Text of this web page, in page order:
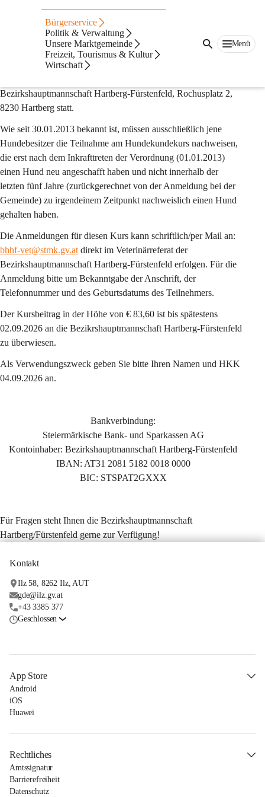
Bürgerservice
Politik & Verwaltung
Unsere Marktgemeinde
Freizeit, Tourismus & Kultur
Wirtschaft
Menü
Hundekundekurs
Hundekundekurs am 04.09.2026 von 13.00 -
17.20 Uhr
Der nächste Hundekundekurse findet am
Bezirkshauptmannschaft Hartberg-Fürstenfeld, Rochusplatz 2,
8230 Hartberg statt.
Wie seit 30.01.2013 bekannt ist, müssen ausschließlich jene
Hundebesitzer die Teilnahme am Hundekundekurs nachweisen,
die erst nach dem Inkrafttreten der Verordnung (01.01.2013)
einen Hund neu angeschafft haben und nicht innerhalb der
letzten fünf Jahre (zurückgerechnet von der Anmeldung bei der
Gemeinde) zu irgendeinem Zeitpunkt nachweislich einen Hund
gehalten haben.
Die Anmeldungen für diesen Kurs kann schriftlich/per Mail an:
bhhf-vet@stmk.gv.at direkt im Veterinärreferat der
Bezirkshauptmannschaft Hartberg-Fürstenfeld erfolgen. Für die
Anmeldung bitte um Bekanntgabe der Anschrift, der
Telefonnummer und des Geburtsdatums des Teilnehmers.
Der Kursbeitrag in der Höhe von € 83,60 ist bis spätestens
02.09.2026 an die Bezikrshauptmannschaft Hartberg-Fürstenfeld
zu überwiesen.
Als Verwendungszweck geben Sie bitte Ihren Namen und HKK
04.09.2026 an.
Bankverbindung:
Steiermärkische Bank- und Sparkassen AG
Kontoinhaber: Bezirkshauptmannschaft Hartberg-Fürstenfeld
IBAN: AT31 2081 5182 0018 0000
BIC: STSPAT2GXXX
Für Fragen steht Ihnen die Bezirkshauptmannschaft
Hartberg/Fürstenfeld gerne zur Verfügung!
Kontakt
Ilz 58, 8262 Ilz, AUT
gde@ilz.gv.at
+43 3385 377
Geschlossen
App Store
Android
iOS
Huawei
Rechtliches
Amtssignatur
Barrierefreiheit
Datenschutz